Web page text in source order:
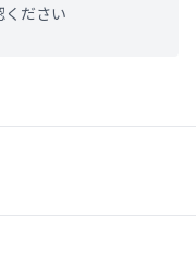
ください